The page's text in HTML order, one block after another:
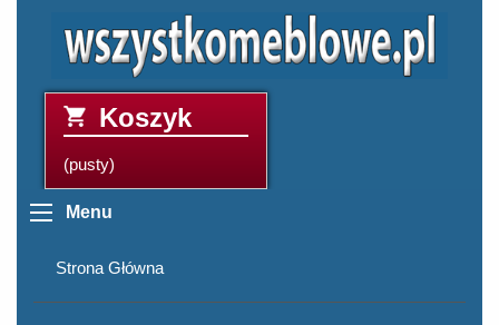
Koszyk
(pusty)
Menu
Strona Główna